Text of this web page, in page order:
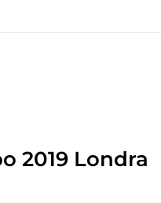
2019 Londra